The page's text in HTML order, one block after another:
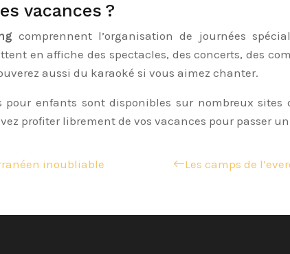
vacances ?
comprennent l’organisation de journées
en affiche des spectacles, des concerts, des
aussi du karaoké si vous aimez chanter.
enfants sont disponibles sur nombreux
profiter librement de vos vacances pour passer
inoubliable Les camps de